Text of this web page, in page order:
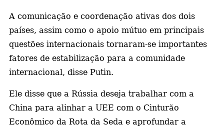
A comunicação e coordenação ativas dos dois
países, assim como o apoio mútuo em principais
questões internacionais tornaram-se importantes
fatores de estabilização para a comunidade
internacional, disse Putin.
Ele disse que a Rússia deseja trabalhar com a
China para alinhar a UEE com o Cinturão
Econômico da Rota da Seda e aprofundar a